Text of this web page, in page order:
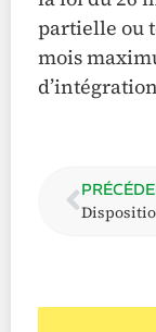
partielle ou
mois